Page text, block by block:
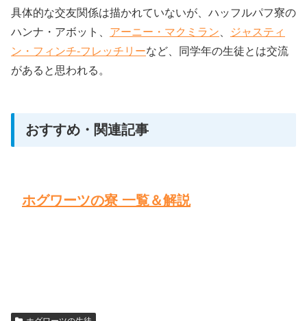
具体的な交友関係は描かれていないが、ハッフルパフ寮の
ハンナ・アボット、 アーニー・マクミラン
ジャスティ
ン・フィンチ‐フレッチリーなど、同学年の生徒とは交流
があると思われる。
おすすめ・関連記事
ホグワーツの寮 一覧＆解説